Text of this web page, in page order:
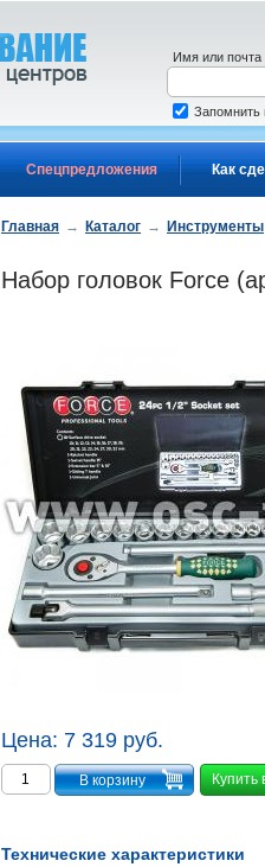
Спецпредложения Как
Имя или почта
Запомнить
Главная → Каталог → Инструменты
Набор головок Force
Цена: 7 319 руб.
Купить
Технические характеристики